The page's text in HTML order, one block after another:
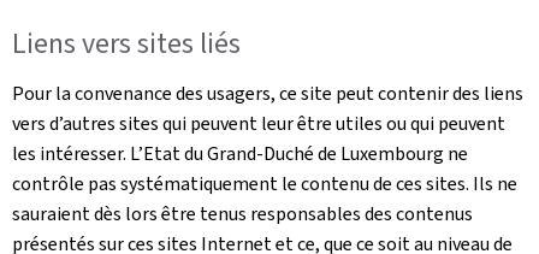
Liens vers sites liés
Pour la convenance des usagers, ce site peut contenir des liens
vers d’autres sites qui peuvent leur être utiles ou qui peuvent
les intéresser. L’Etat du Grand-Duché de Luxembourg ne
contrôle pas systématiquement le contenu de ces sites. Ils ne
sauraient dès lors être tenus responsables des contenus
présentés sur ces sites Internet et ce, que ce soit au niveau de